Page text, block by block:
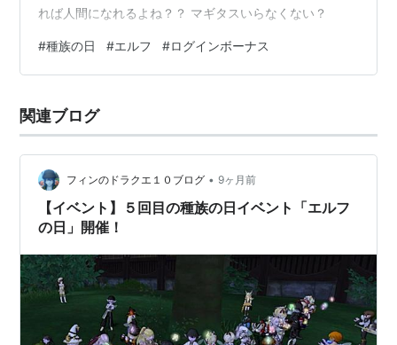
れば人間になれるよね？？ マギタスいらなくない？
#種族の日 #エルフ #ログインボーナス
関連ブログ
フィンのドラクエ１０ブログ • 9ヶ月前
【イベント】５回目の種族の日イベント「エルフ
の日」開催！